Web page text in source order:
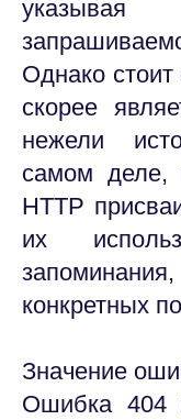
Однако стоит
скорее
нежели
самом деле,
HTTP
их
конкретных
Значение
Ошибка 404